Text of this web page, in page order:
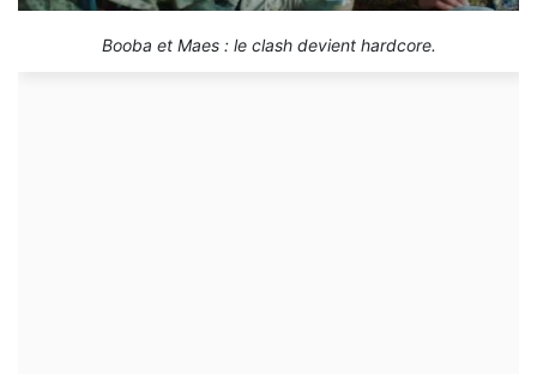
Booba et Maes : le clash devient hardcore.